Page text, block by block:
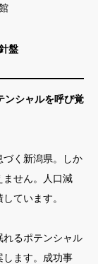
盤
ンシャルを呼び覚
づく新潟県。しか
ません。人口減
ています。
れるポテンシャル
します。成功事